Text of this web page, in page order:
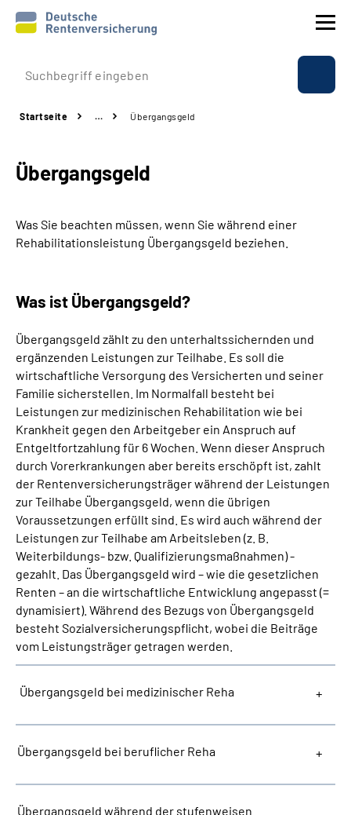
Prävention
Rente
Beratung & Kontakt
Über uns & Presse
Online-Services
Suche
Language
Inhalte in Gebärdensprache (DGS)
Leichte Sprache
Mein Kundenportal
Startseite … Übergangsgeld
Übergangsgeld
Was Sie beachten müssen, wenn Sie während einer
Rehabilitationsleistung Übergangsgeld beziehen.
Was ist Übergangsgeld?
Übergangsgeld zählt zu den unterhaltssichernden und
ergänzenden Leistungen zur Teilhabe. Es soll die
wirtschaftliche Versorgung des Versicherten und seiner
Familie sicherstellen. Im Normalfall besteht bei
Leistungen zur medizinischen Rehabilitation wie bei
Krankheit gegen den Arbeitgeber ein Anspruch auf
Entgeltfortzahlung für 6 Wochen. Wenn dieser Anspruch
durch Vorerkrankungen aber bereits erschöpft ist, zahlt
der Rentenversicherungsträger während der Leistungen
zur Teilhabe Übergangsgeld, wenn die übrigen
Voraussetzungen erfüllt sind. Es wird auch während der
Leistungen zur Teilhabe am Arbeitsleben (z. B.
Weiterbildungs- bzw. Qualifizierungsmaßnahmen) -
gezahlt. Das Übergangsgeld wird – wie die gesetzlichen
Renten – an die wirtschaftliche Entwicklung angepasst (=
dynamisiert). Während des Bezugs von Übergangsgeld
besteht Sozialversicherungspflicht, wobei die Beiträge
vom Leistungsträger getragen werden.
Übergangsgeld bei medizinischer Reha
Übergangsgeld bei beruflicher Reha
Übergangsgeld während der stufenweisen